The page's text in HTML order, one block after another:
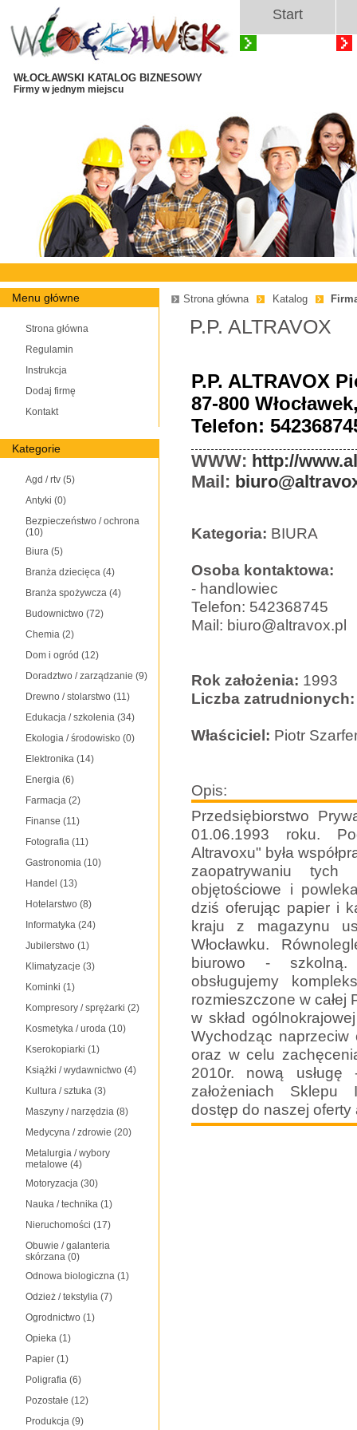
WŁOCŁAWSKI KATALOG BIZNESOWY
Firmy w jednym miejscu
Start
Menu główne
Strona główna
Regulamin
Instrukcja
Dodaj firmę
Kontakt
Kategorie
Agd / rtv (5)
Antyki (0)
Bezpieczeństwo / ochrona
(10)
Biura (5)
Branża dziecięca (4)
Branża spożywcza (4)
Budownictwo (72)
Chemia (2)
Dom i ogród (12)
Doradztwo / zarządzanie (9)
Drewno / stolarstwo (11)
Edukacja / szkolenia (34)
Ekologia / środowisko (0)
Elektronika (14)
Energia (6)
Farmacja (2)
Finanse (11)
Fotografia (11)
Gastronomia (10)
Handel (13)
Hotelarstwo (8)
Informatyka (24)
Jubilerstwo (1)
Klimatyzacje (3)
Kominki (1)
Kompresory / sprężarki (2)
Kosmetyka / uroda (10)
Kserokopiarki (1)
Książki / wydawnictwo (4)
Kultura / sztuka (3)
Maszyny / narzędzia (8)
Medycyna / zdrowie (20)
Metalurgia / wybory
metalowe (4)
Motoryzacja (30)
Nauka / technika (1)
Nieruchomości (17)
Obuwie / galanteria
skórzana (0)
Odnowa biologiczna (1)
Odzież / tekstylia (7)
Ogrodnictwo (1)
Opieka (1)
Papier (1)
Poligrafia (6)
Pozostałe (12)
Produkcja (9)
Strona główna Katalog
P.P. ALTRAVOX
P.P. ALTRAVOX
87-800
Telefon:
WWW: http://
Mail:
Kategoria: BIURA
Osoba kontaktowa:
- handlowiec
Telefon: 542368745
Mail: biuro@altravox.pl
Rok założenia: 1993
Liczba zatrudnionych:
Właściciel: Piotr
Opis:
Przedsiębiorstwo
01.06.1993 roku.
Altravoxu" była
zaopatrywaniu
objętościowe i
dziś oferując papier i
kraju z magazynu
Włocławku.
biurowo - szkolną.
obsługujemy
rozmieszczone w całej
w skład
Wychodząc naprzeciw
oraz w celu
2010r. nową usługę
założeniach Sklepu
dostęp do naszej oferty